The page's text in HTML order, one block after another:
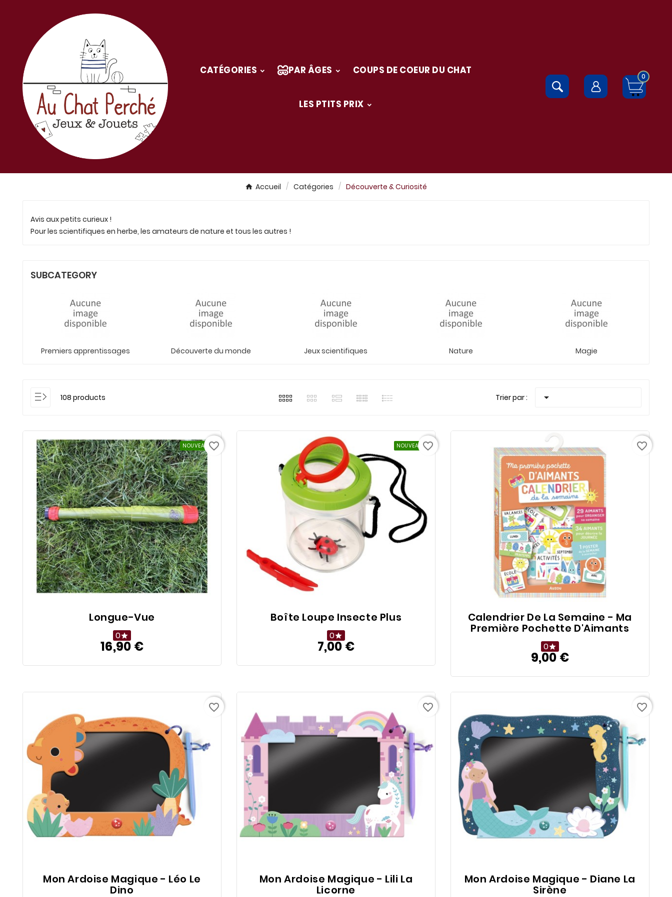
CATÉGORIES PAR ÂGES COUPS DE COEUR DU CHAT
LES PTITS PRIX
0
Accueil Catégories Découverte & Curiosité
Avis aux petits curieux !
Pour les scientifiques en herbe, les amateurs de nature et tous les autres !
SUBCATEGORY
Premiers apprentissages Découverte du monde Jeux scientifiques Nature Magie
108 products Trier par : 
NOUVEAU
Longue-Vue
0
16,90 €Prix
favorite_border NOUVEAU
Boîte Loupe Insecte Plus
0
7,00 €Prix
favorite_border
Calendrier De La Semaine - Ma
Première Pochette D'Aimants
0
9,00 €Prix
favorite_border
Mon Ardoise Magique - Léo Le
Dino
favorite_border
Mon Ardoise Magique - Lili La
Licorne
favorite_border
Mon Ardoise Magique - Diane La
Sirène
favorite_border